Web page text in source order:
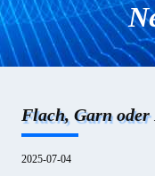
Flach, Garn
2025-07-04